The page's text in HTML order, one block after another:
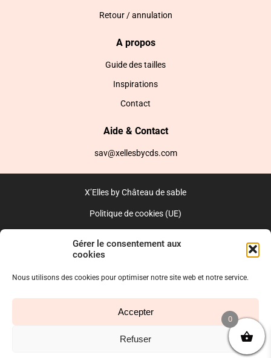
Gérer le consentement aux
cookies
Nous utilisons des cookies pour optimiser notre site web et notre service.
Accepter
Refuser
Retour / annulation
A propos
Guide des tailles
Inspirations
Contact
Aide & Contact
sav@xellesbycds.com
X’Elles by Château de sable
Politique de cookies (UE)
Réalisé par l’agence web :
0